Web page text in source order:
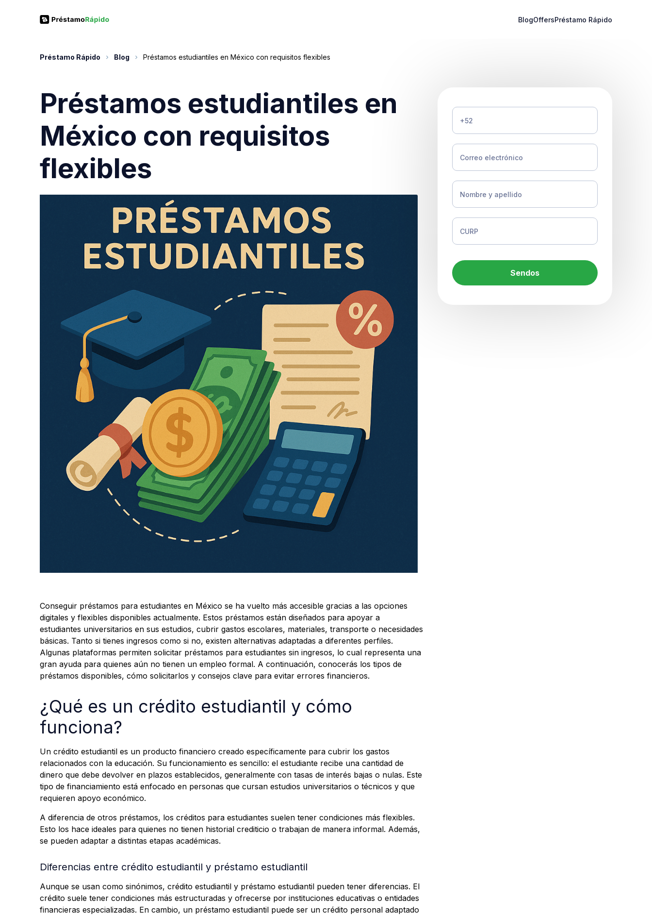
BlogOffersPréstamo Rápido
Préstamo Rápido Blog Préstamos estudiantiles en México con requisitos flexibles
Préstamos estudiantiles en
México con requisitos
flexibles
Conseguir préstamos para estudiantes en México se ha vuelto más accesible gracias a las opciones
digitales y flexibles disponibles actualmente. Estos préstamos están diseñados para apoyar a
estudiantes universitarios en sus estudios, cubrir gastos escolares, materiales, transporte o necesidades
básicas. Tanto si tienes ingresos como si no, existen alternativas adaptadas a diferentes perfiles.
Algunas plataformas permiten solicitar préstamos para estudiantes sin ingresos, lo cual representa una
gran ayuda para quienes aún no tienen un empleo formal. A continuación, conocerás los tipos de
préstamos disponibles, cómo solicitarlos y consejos clave para evitar errores financieros.
¿Qué es un crédito estudiantil y cómo
funciona?
Un crédito estudiantil es un producto financiero creado específicamente para cubrir los gastos
relacionados con la educación. Su funcionamiento es sencillo: el estudiante recibe una cantidad de
dinero que debe devolver en plazos establecidos, generalmente con tasas de interés bajas o nulas. Este
tipo de financiamiento está enfocado en personas que cursan estudios universitarios o técnicos y que
requieren apoyo económico.
A diferencia de otros préstamos, los créditos para estudiantes suelen tener condiciones más flexibles.
Esto los hace ideales para quienes no tienen historial crediticio o trabajan de manera informal. Además,
se pueden adaptar a distintas etapas académicas.
Diferencias entre crédito estudiantil y préstamo estudiantil
Aunque se usan como sinónimos, crédito estudiantil y préstamo estudiantil pueden tener diferencias. El
crédito suele tener condiciones más estructuradas y ofrecerse por instituciones educativas o entidades
financieras especializadas. En cambio, un préstamo estudiantil puede ser un crédito personal adaptado
Sendos